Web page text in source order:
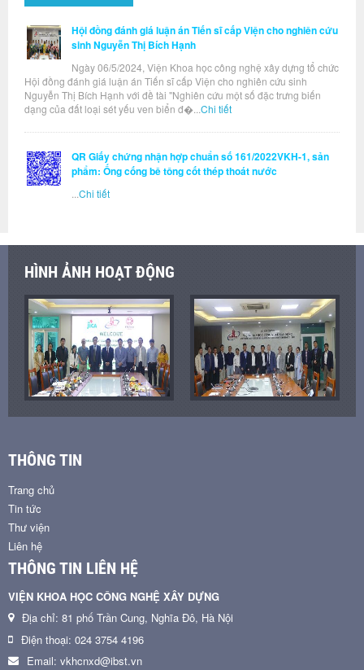
Hội đồng đánh giá luận án Tiến sĩ cấp Viện cho nghiên cứu
sinh Nguyễn Thị Bích Hạnh
Ngày 06/5/2024, Viện Khoa học công nghệ xây dựng tổ chức
Hội đồng đánh giá luận án Tiến sĩ cấp Viện cho nghiên cứu sinh
Nguyễn Thị Bích Hạnh với đề tài "Nghiên cứu một số đặc trưng biến
dạng của đất loại sét yếu ven biển đ�... Chi tiết
QR Giấy chứng nhận hợp chuẩn số 161/2022VKH-1, sản
phẩm: Ống cống bê tông cốt thép thoát nước
Chi tiết
HÌNH ẢNH HOẠT ĐỘNG
THÔNG TIN
Trang chủ
Tin tức
Thư viện
Liên hệ
THÔNG TIN LIÊN HỆ
VIỆN KHOA HỌC CÔNG NGHỆ XÂY DỰNG
Địa chỉ: 81 phố Trần Cung, Nghĩa Đô, Hà Nội
Điện thoại: 024 3754 4196
Email: vkhcnxd@ibst.vn